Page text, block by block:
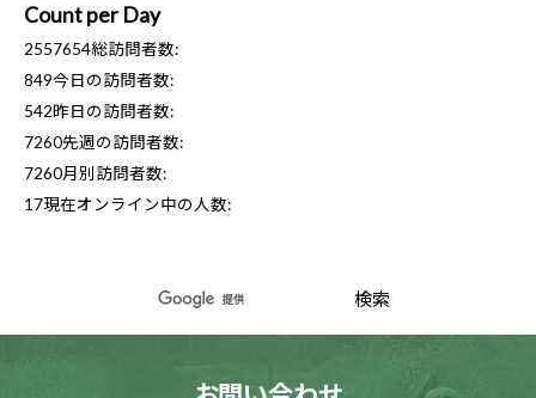
Count per Day
2557654総訪問者数:
849今日の訪問者数:
542昨日の訪問者数:
7260先週の訪問者数:
7260月別訪問者数:
17現在オンライン中の人数: